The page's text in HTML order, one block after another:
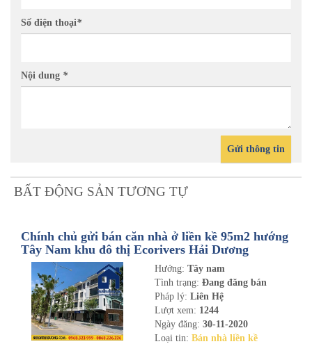
Số điện thoại*
Nội dung *
Gửi thông tin
BẤT ĐỘNG SẢN TƯƠNG TỰ
Chính chủ gửi bán căn nhà ở liền kề 95m2 hướng
Tây Nam khu đô thị Ecorivers Hải Dương
Hướng: Tây nam
Tình trạng: Đang đăng bán
Pháp lý: Liên Hệ
Lượt xem: 1244
Ngày đăng: 30-11-2020
Loại tin: Bán nhà liền kề